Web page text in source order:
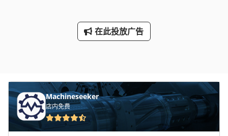
在此投放广告
Machineseeker
店内免费